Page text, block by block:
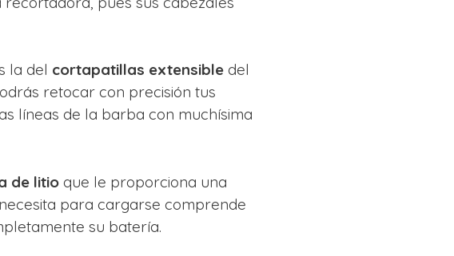
la del cortapatillas extensibledel
retocar con precisión tus
líneas de la barba con muchísima
de litio que le proporciona una
para cargarse comprende
su batería.